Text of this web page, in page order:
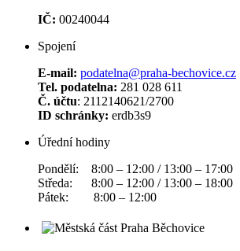
IČ: 00240044
Spojení
E-mail: podatelna@praha-bechovice.cz
Tel. podatelna: 281 028 611
Č. účtu: 2112140621/2700
ID schránky: erdb3s9
Úřední hodiny
Pondělí: 8:00 – 12:00 / 13:00 – 17:00
Středa: 8:00 – 12:00 / 13:00 – 18:00
Pátek: 8:00 – 12:00